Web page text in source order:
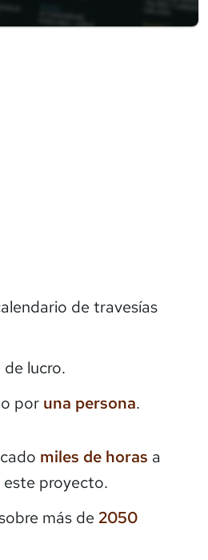
de travesías
de lucro.
por una persona.
miles de horas a
proyecto.
más de 2050